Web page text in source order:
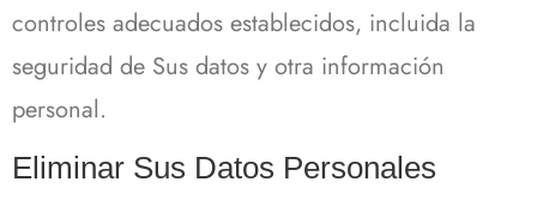
controles adecuados establecidos, incluida la
seguridad de Sus datos y otra información
personal.
Eliminar Sus Datos Personales